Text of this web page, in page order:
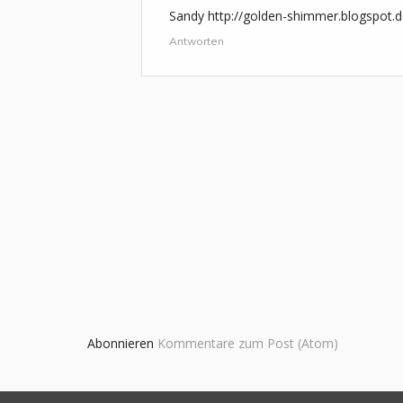
Sandy http://golden-
Antworten
Abonnieren Kommentare zum Post (Atom)